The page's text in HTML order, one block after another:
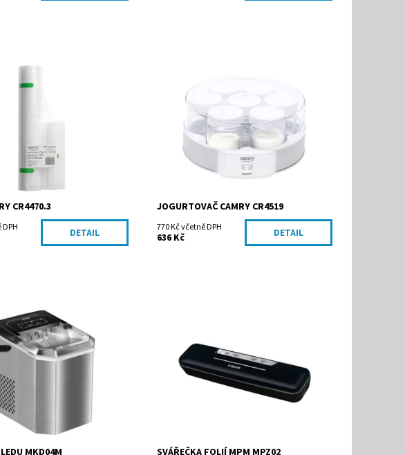
Skladem
CR4470.3
DETAIL
CR4519
ADLER Sp. z o.o.
JOGURTOVAČ CAMRY CR4519
770 Kč včetně DPH
636 Kč DETAIL
Na dotaz
MKD04M
MPM agd S.A.
Značka:
MPM agd S.A.